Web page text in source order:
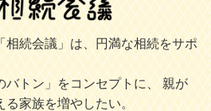
相続会議」は、円満な相続をサポ
バトン」をコンセプトに、 親が
家族を増やしたい。